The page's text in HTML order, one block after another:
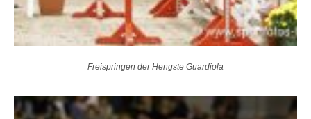
Freispringen der Hengste Guardiola